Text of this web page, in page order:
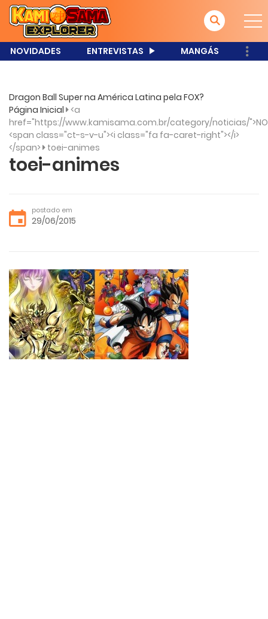
NOVIDADES ENTREVISTAS MANGÁS
Dragon Ball Super na América Latina pela FOX?
Página Inicial <a
href="https://www.kamisama.com.br/category/noticias/
<span class="ct-s-v-u"><i class="fa fa-caret-right"></i>
</span> toei-animes
toei-animes
postado em
29/06/2015